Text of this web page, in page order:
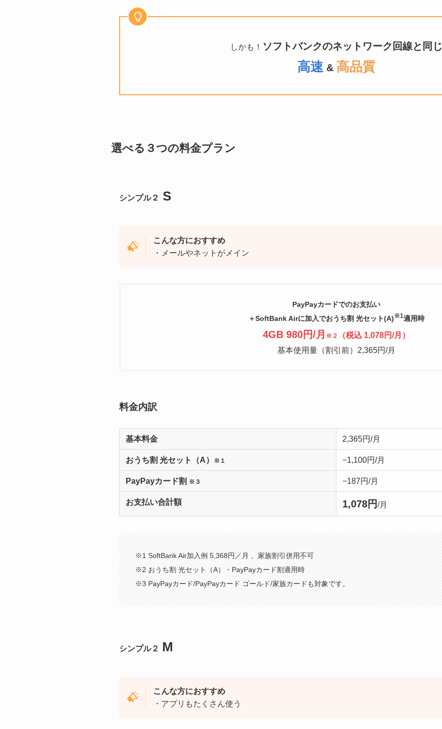
しかも！ ソフトバンクのネットワーク回線と同じ
高速 & 高品質
選べる３つの料金プラン
シンプル２ S
こんな方におすすめ
・メールやネットがメイン
PayPayカードでのお支払い
＋SoftBank Airに加入でおうち割 光セット(A)※1適用時
4GB 980円/月 ※２
（税込 1,078円/月）
基本使用量（割引前）2,365円/月
料金内訳
基本料金 2,365円/月
おうち割 光セット（A） ※１ −1,100円/月
PayPayカード割 ※３ −187円/月
お支払い合計額 1,078円/月
※1 SoftBank Air加入例 5,368円／月 、家族割引併用不可
※2 おうち割 光セット（A）・PayPayカード割適用時
※3 PayPayカード/PayPayカード ゴールド/家族カードも対象です。
シンプル２ M
こんな方におすすめ
・アプリもたくさん使う